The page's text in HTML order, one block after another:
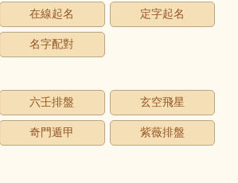
在線起名 定字起名
名字配對
六壬排盤 玄空飛星
奇門遁甲 紫薇排盤